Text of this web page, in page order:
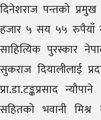
दिनेशराज पन्तको
हजार ५ सय ५५ रुपैयाँ
साहित्यिक पुरस्कार
सुकराज दियालीलाई
प्रा.डा.टङ्कप्रसाद
सहितको भवानी मिश्र